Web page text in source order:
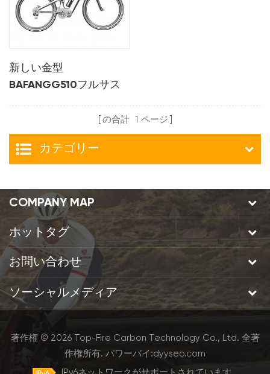
新しい金型
BAFANGG510フルサス
の合計 1 ページ
カテゴリー
COMPANY MAP
ホットタグ
お問い合わせ
ソーシャルメディア
著作権 © 2026 Top-Fire Carbon Technology Co., Ltd. 全著
作権所有. パワーバイ:dyyseo.com